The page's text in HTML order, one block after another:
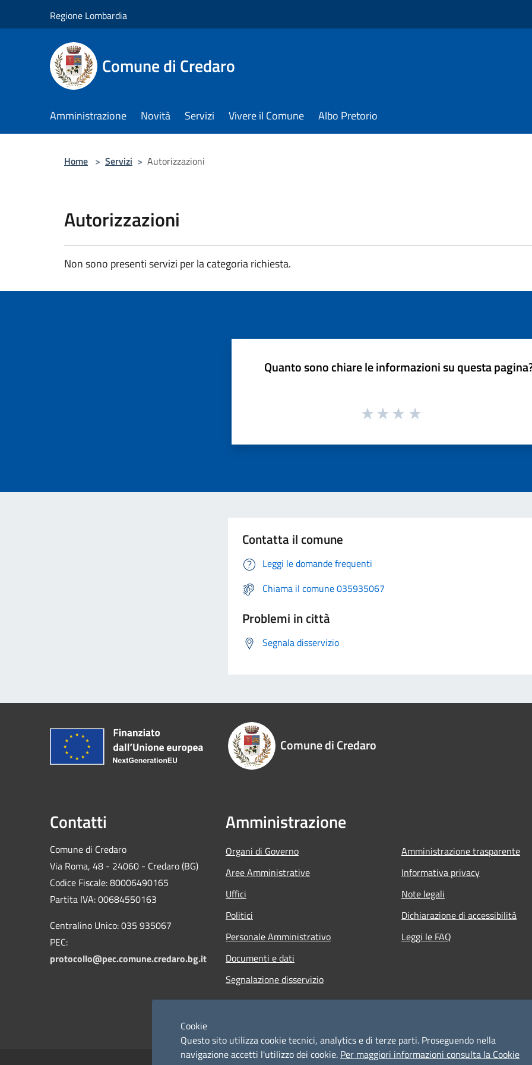
Regione Lombardia
Comune di Credaro
Amministrazione Novità Servizi Vivere il Comune Albo Pretorio
Home > Servizi > Autorizzazioni
Autorizzazioni
Non sono presenti servizi per la categoria richiesta.
Quanto sono chiare le informazioni su questa
Contatta il comune
Leggi le domande frequenti
Chiama il comune 035935067
Problemi in città
Segnala disservizio
Comune di Credaro
Contatti
Comune di Credaro
Via Roma, 48 - 24060 - Credaro (BG)
Codice Fiscale: 80006490165
Partita IVA: 00684550163
Centralino Unico: 035 935067
PEC:
protocollo@pec.comune.credaro.bg.it
Amministrazione
Organi di Governo
Aree Amministrative
Uffici
Politici
Personale Amministrativo
Documenti e dati
Segnalazione disservizio
Amministrazione trasparente
Informativa privacy
Note legali
Dichiarazione di accessibilità
Leggi le FAQ
Cookie
Questo sito utilizza cookie tecnici, analytics e di terze parti. Proseguendo nella
navigazione accetti l'utilizzo dei cookie. Per maggiori informazioni consulta la Cookie